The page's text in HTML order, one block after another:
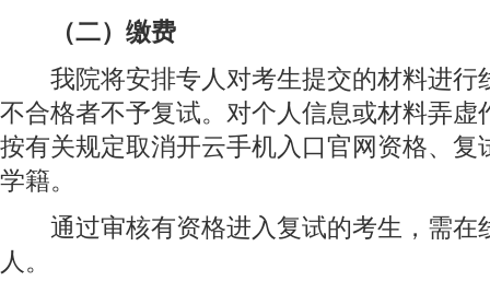
（二）缴费
我院将安排专人对考生提交的材料进行
不合格者不予复试。对个人信息或材料弄虚
按有关规定取消开云手机入口官网资格、复
学籍。
通过审核有资格进入复试的考生，需在
人。